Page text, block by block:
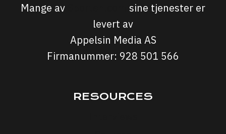
Mange av
sine tjenester er
levert av
Appelsin Media AS
Firmanummer: 928 501 566
RESOURCES